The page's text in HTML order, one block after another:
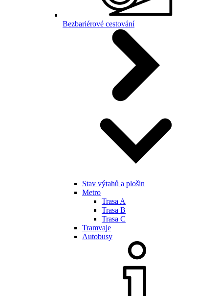
Bezbariérové cestování
Stav výtahů a plošin
Metro
Trasa A
Trasa B
Trasa C
Tramvaje
Autobusy